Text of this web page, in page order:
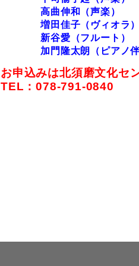
高曲伸和（声楽）
増田佳子（ヴィオラ）
新谷愛（フルート）
加門隆太朗（ピアノ伴
お申込みは北須磨文化セ
TEL ：078-791-0840